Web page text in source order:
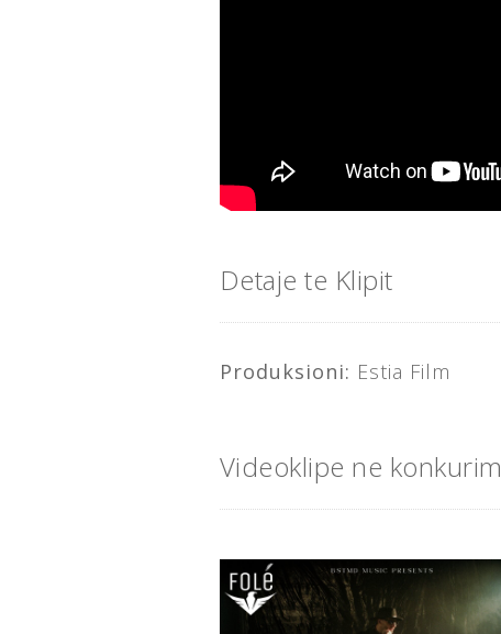
Detaje te Klipit
Produksioni: Estia Film
Videoklipe ne konkurim